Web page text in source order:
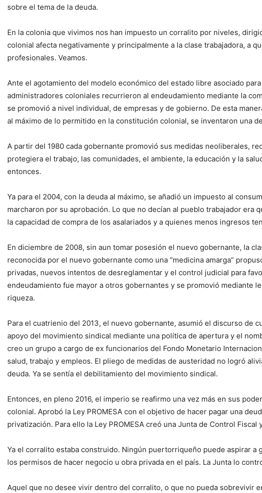
sobre el tema de la deuda.
En la colonia que vivimos nos han impuesto un corralito por niveles,
colonial afecta negativamente y principalmente a la clase trabajadora, a
profesionales. Veamos.
Ante el agotamiento del modelo económico del estado libre asociado
administradores coloniales recurrieron al endeudamiento mediante la
se promovió a nivel individual, de empresas y de gobierno. De esta
al máximo de lo permitido en la constitución colonial, se inventaron una
A partir del 1980 cada gobernante promovió sus medidas neoliberales,
protegiera el trabajo, las comunidades, el ambiente, la educación y la
entonces.
Ya para el 2004, con la deuda al máximo, se añadió un impuesto al
marcharon por su aprobación. Lo que no decían al pueblo trabajador
la capacidad de compra de los asalariados y a quienes menos ingresos
En diciembre de 2008, sin aun tomar posesión el nuevo gobernante, la
reconocida por el nuevo gobernante como una “medicina amarga”
privadas, nuevos intentos de desreglamentar y el control judicial para
endeudamiento fue mayor a otros gobernantes y se promovió mediante
riqueza.
Para el cuatrienio del 2013, el nuevo gobernante, asumió el discurso de
apoyo del movimiento sindical mediante una política de apertura y el
creo un grupo a cargo de ex funcionarios del Fondo Monetario
salud, trabajo y empleos. El pliego de medidas de austeridad no logró
deuda. Ya se sentía el debilitamiento del movimiento sindical.
Entonces, en pleno 2016, el imperio se reafirmo una vez más en sus
colonial. Aprobó la Ley PROMESA con el objetivo de hacer pagar una
privatización. Para ello la Ley PROMESA creó una Junta de Control
Ya el corralito estaba construido. Ningún puertorriqueño puede aspirar
los permisos de hacer negocio u obra privada en el país. La Junta lo
Aquel que no desee vivir dentro del corralito, o que no pueda sobrevivir